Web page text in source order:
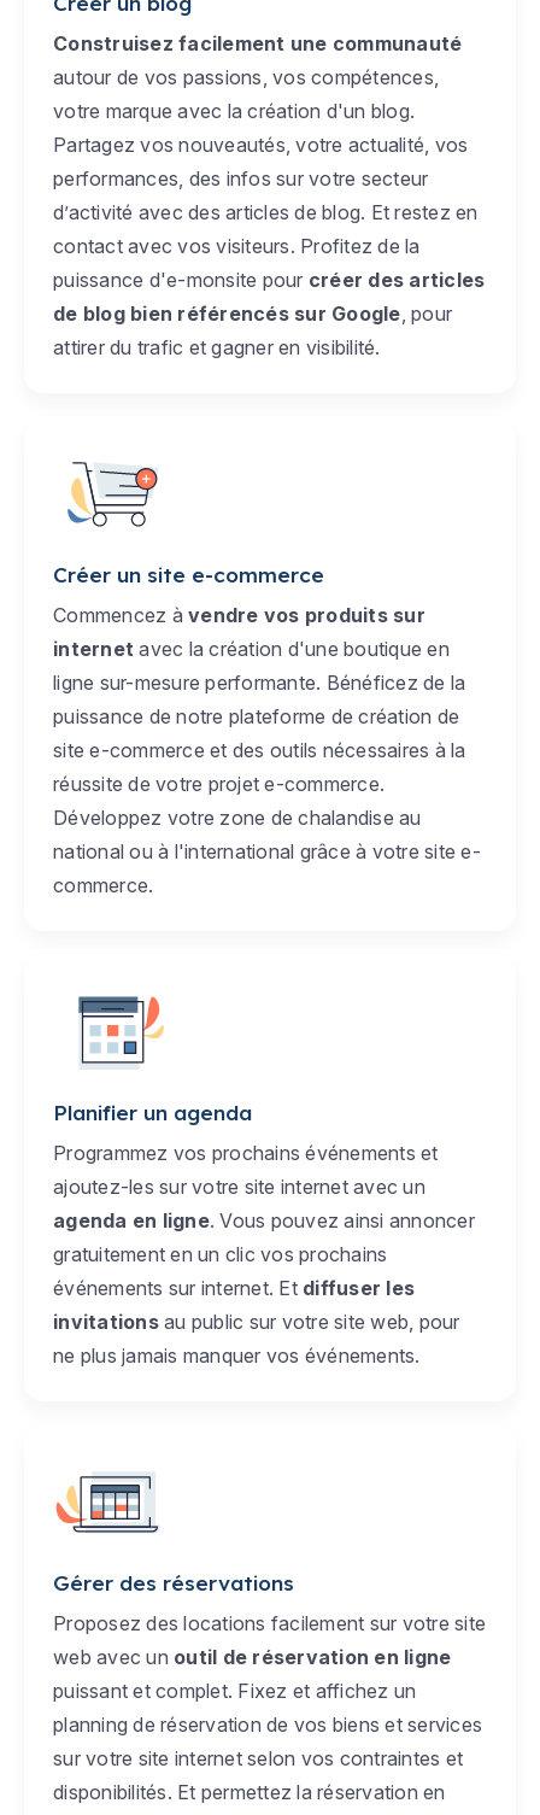
Construisez facilement une communauté
autour de vos passions, vos compétences,
votre marque avec la création d'un blog.
Partagez vos nouveautés, votre actualité, vos
performances, des infos sur votre secteur
d’activité avec des articles de blog. Et restez en
contact avec vos visiteurs. Profitez de la
puissance d'e-monsite pour créer des articles
de blog bien référencés sur Google , pour
attirer du trafic et gagner en visibilité.
Créer un site e-commerce
Commencez à vendre vos produits sur
internet avec la création d'une boutique en
ligne sur-mesure performante. Bénéficez de la
puissance de notre plateforme de création de
site e-commerce et des outils nécessaires à la
réussite de votre projet e-commerce.
Développez votre zone de chalandise au
national ou à l'international grâce à votre site e-
commerce.
Planifier un agenda
Programmez vos prochains événements et
ajoutez-les sur votre site internet avec un
agenda en ligne. Vous pouvez ainsi annoncer
gratuitement en un clic vos prochains
événements sur internet. Et diffuser les
invitationsau public sur votre site web, pour
ne plus jamais manquer vos événements.
Gérer des réservations
Proposez des locations facilement sur votre site
web avec un outil de réservation en ligne
puissant et complet. Fixez et affichez un
planning de réservation de vos biens et services
sur votre site internet selon vos contraintes et
disponibilités. Et permettez la réservation en